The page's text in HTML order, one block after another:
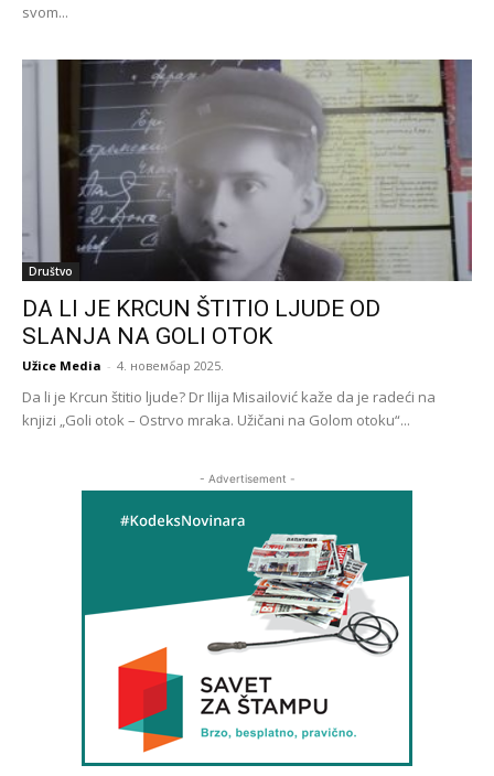
svom...
Društvo
DA LI JE KRCUN ŠTITIO LJUDE OD
SLANJA NA GOLI OTOK
Užice Media - 4. новембар 2025.
Da li je Krcun štitio ljude? Dr Ilija Misailović kaže da je radeći na
knjizi „Goli otok – Ostrvo mraka. Užičani na Golom otoku“...
- Advertisement -